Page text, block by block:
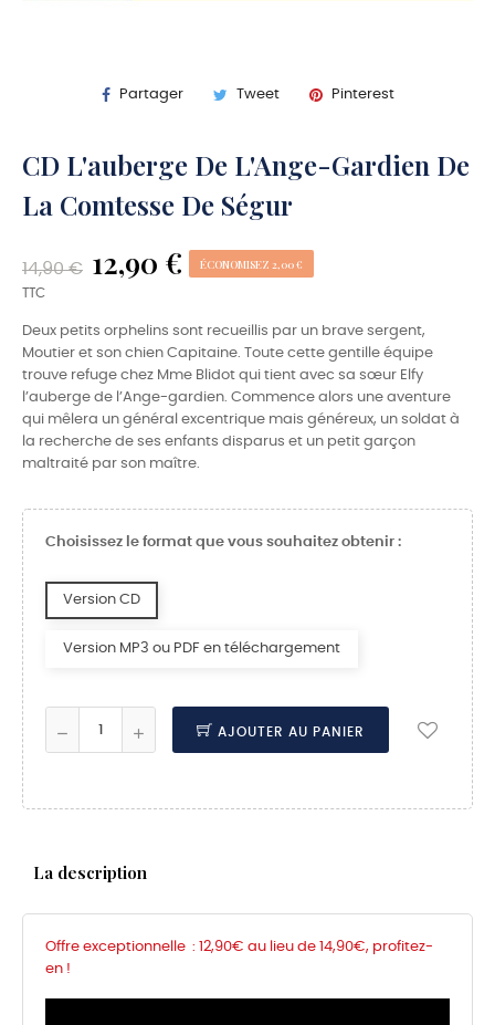
Partager Tweet Pinterest
CD L'auberge De L'Ange-Gardien De
La Comtesse De Ségur
14,90 € 12,90 € ÉCONOMISEZ 2,00 €
TTC
Deux petits orphelins sont recueillis par un brave sergent,
Moutier et son chien Capitaine. Toute cette gentille équipe
trouve refuge chez Mme Blidot qui tient avec sa sœur Elfy
l’auberge de l’Ange-gardien. Commence alors une aventure
qui mêlera un général excentrique mais généreux, un soldat à
la recherche de ses enfants disparus et un petit garçon
maltraité par son maître.
Choisissez le format que vous souhaitez obtenir :
Version CD
Version MP3 ou PDF en téléchargement
AJOUTER AU PANIER
La description
Offre exceptionnelle : 12,90€ au lieu de 14,90€, profitez-
en !